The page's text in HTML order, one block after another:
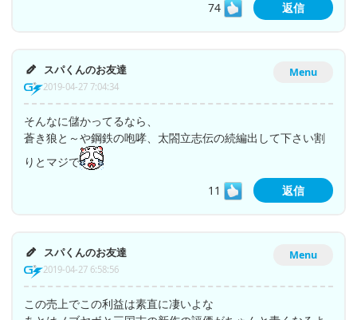
74
返信
Menu
スパくんのお友達
2019-04-27 7:04:34
そんなに儲かってるなら、
蒼き狼と～や鋼鉄の咆哮、太閤立志伝の続編出して下さい割
りとマジで
11
返信
Menu
スパくんのお友達
2019-04-27 6:58:56
この売上でこの利益は素直に凄いよな